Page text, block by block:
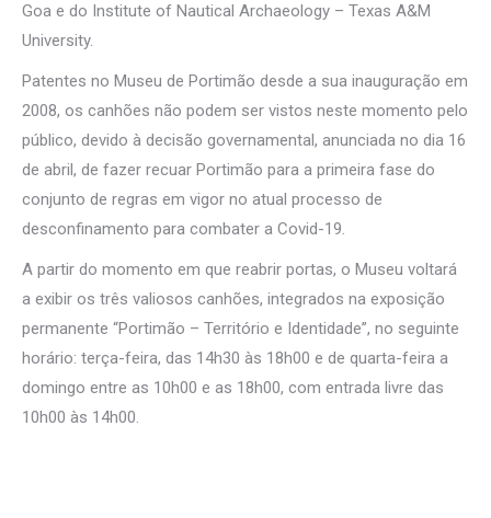
Goa e do Institute of Nautical Archaeology – Texas A&M
University.
Patentes no Museu de Portimão desde a sua inauguração em
2008, os canhões não podem ser vistos neste momento pelo
público, devido à decisão governamental, anunciada no dia 16
de abril, de fazer recuar Portimão para a primeira fase do
conjunto de regras em vigor no atual processo de
desconfinamento para combater a Covid-19.
A partir do momento em que reabrir portas, o Museu voltará
a exibir os três valiosos canhões, integrados na exposição
permanente “Portimão – Território e Identidade”, no seguinte
horário: terça-feira, das 14h30 às 18h00 e de quarta-feira a
domingo entre as 10h00 e as 18h00, com entrada livre das
10h00 às 14h00.